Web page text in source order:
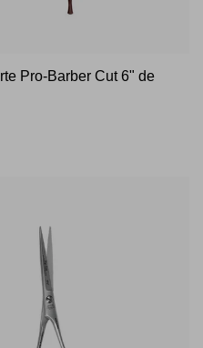
Pro-Barber Cut 6" de